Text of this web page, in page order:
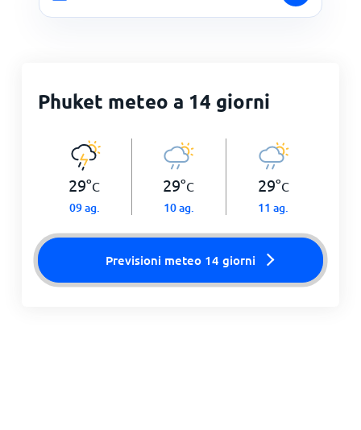
Phuket meteo a 14 giorni
29°C
09 ag.
29°C
10 ag.
29°C
11 ag.
Previsioni meteo 14 giorni